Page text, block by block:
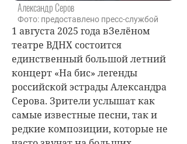
Александр Серов
Фото: предоставлено пресс-службой
1 августа 2025 года вЗелёном
театре ВДНХ состоится
единственный большой летний
концерт «На бис» легенды
российской эстрады Александра
Серова. Зрители услышат как
самые известные песни, так и
редкие композиции, которые не